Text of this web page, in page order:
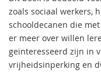
zoals sociaal werkers,
schooldecanen die
er meer over willen
geïnteresseerd zijn in
vrijheidsinperking en